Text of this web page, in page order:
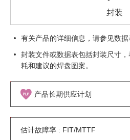
封装
有关产品的详细信息，请参见数据
封装文件或数据表包括封装尺寸
耗和建议的焊盘图案。
产品长期供应计划
估计故障率 : FIT/MTTF